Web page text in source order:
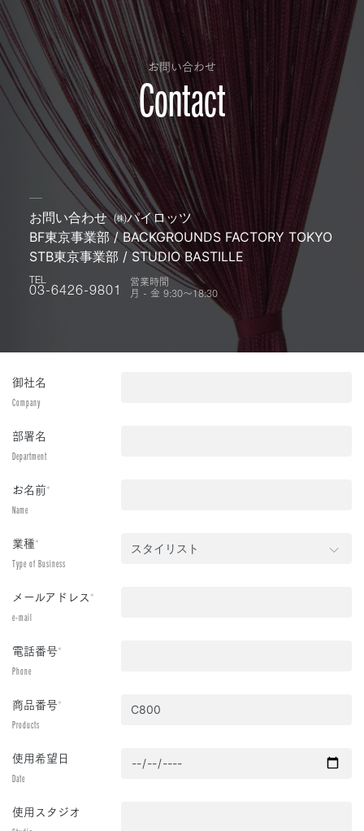
お問い合わせ
Contact
お問い合わせ ㈱パイロッツ
BF東京事業部 / BACKGROUNDS FACTORY TOKYO
STB東京事業部 / STUDIO BASTILLE
TEL
03-6426-9801
営業時間
月 - 金 9:30〜18:30
御社名
Company
部署名
Department
お名前*
Name
業種*
Type of Business
メールアドレス*
e-mail
電話番号*
Phone
商品番号*
Products
使用希望日
Date
使用スタジオ